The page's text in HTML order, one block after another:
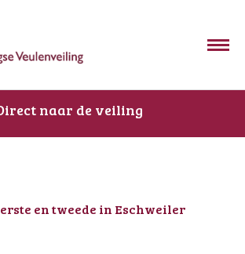
naar de veiling
en tweede in Eschweiler